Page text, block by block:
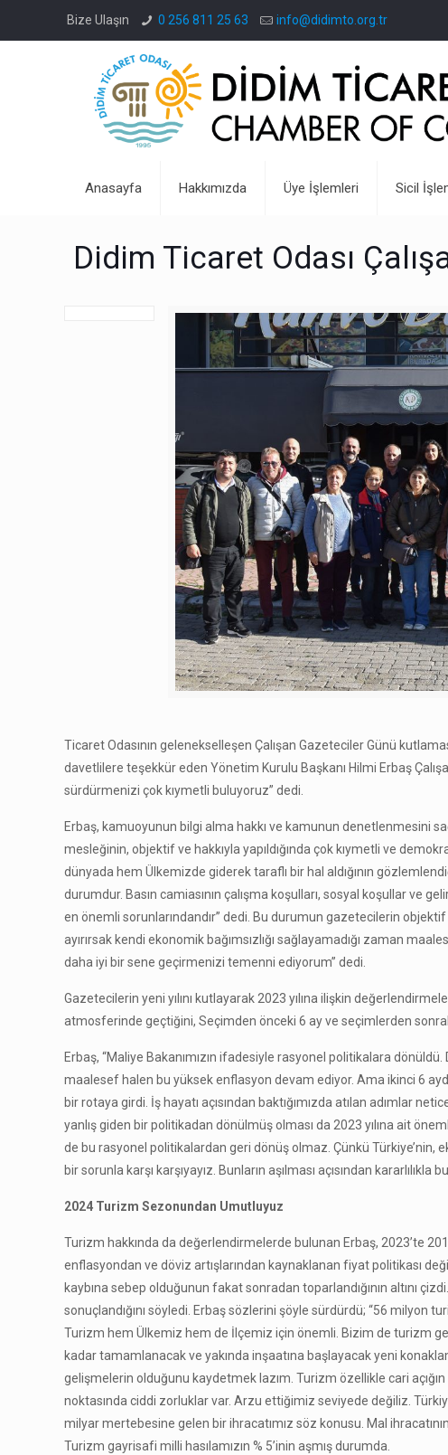
Bize Ulaşın 0 256 811 25 63 info@didimto.org.tr
Anasayfa Hakkımızda Üye İşlemleri Sicil
Didim Ticaret Odası
Ticaret Odasının gelenekselleşen Çalışan Gazeteciler Günü
davetlilere teşekkür eden Yönetim Kurulu Başkanı Hilmi Erbaş
sürdürmenizi çok kıymetli buluyoruz” dedi.
Erbaş, kamuoyunun bilgi alma hakkı ve kamunun denetlenmesini
mesleğinin, objektif ve hakkıyla yapıldığında çok kıymetli ve
dünyada hem Ülkemizde giderek taraflı bir hal aldığının
durumdur. Basın camiasının çalışma koşulları, sosyal koşullar ve
en önemli sorunlarındandır” dedi. Bu durumun gazetecilerin
ayırırsak kendi ekonomik bağımsızlığı sağlayamadığı zaman
daha iyi bir sene geçirmenizi temenni ediyorum” dedi.
Gazetecilerin yeni yılını kutlayarak 2023 yılına ilişkin
atmosferinde geçtiğini, Seçimden önceki 6 ay ve seçimlerden
Erbaş, “Maliye Bakanımızın ifadesiyle rasyonel politikalara
maalesef halen bu yüksek enflasyon devam ediyor. Ama ikinci 6
bir rotaya girdi. İş hayatı açısından baktığımızda atılan adımlar
yanlış giden bir politikadan dönülmüş olması da 2023 yılına ait
de bu rasyonel politikalardan geri dönüş olmaz. Çünkü Türkiye’nin,
bir sorunla karşı karşıyayız. Bunların aşılması açısından
2024 Turizm Sezonundan Umutluyuz
Turizm hakkında da değerlendirmelerde bulunan Erbaş, 2023’te
enflasyondan ve döviz artışlarından kaynaklanan fiyat politikası
kaybına sebep olduğunun fakat sonradan toparlandığının altını
sonuçlandığını söyledi. Erbaş sözlerini şöyle sürdürdü; “56 milyon
Turizm hem Ülkemiz hem de İlçemiz için önemli. Bizim de turizm
kadar tamamlanacak ve yakında inşaatına başlayacak yeni
gelişmelerin olduğunu kaydetmek lazım. Turizm özellikle cari
noktasında ciddi zorluklar var. Arzu ettiğimiz seviyede değiliz.
milyar mertebesine gelen bir ihracatımız söz konusu. Mal
Turizm gayrisafi milli hasılamızın % 5’inin aşmış durumda.